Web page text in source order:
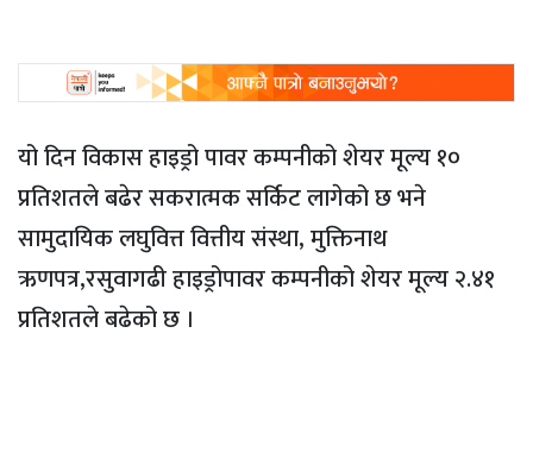
यो दिन विकास हाइड्रो पावर कम्पनीको शेयर मूल्य १०
प्रतिशतले बढेर सकरात्मक सर्किट लागेको छ भने
सामुदायिक लघुवित्त वित्तीय संस्था, मुक्तिनाथ
ऋणपत्र,रसुवागढी हाइड्रोपावर कम्पनीको शेयर मूल्य २.४१
प्रतिशतले बढेको छ ।